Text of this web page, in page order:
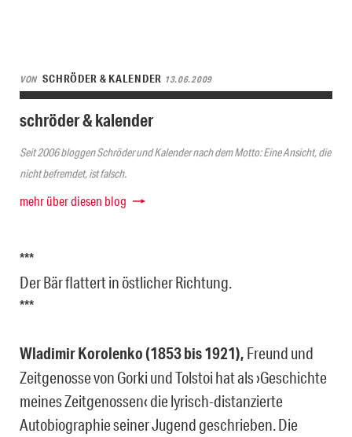
VON SCHRÖDER & KALENDER 13.06.2009
schröder & kalender
Seit 2006 bloggen Schröder und Kalender nach dem Motto: Eine Ansicht, die
nicht befremdet, ist falsch.
mehr über diesen blog
***
Der Bär flattert in östlicher Richtung.
***
Wladimir Korolenko (1853 bis 1921), Freund und
Zeitgenosse von Gorki und Tolstoi hat als ›Geschichte
meines Zeitgenossen‹ die lyrisch-distanzierte
Autobiographie seiner Jugend geschrieben. Die